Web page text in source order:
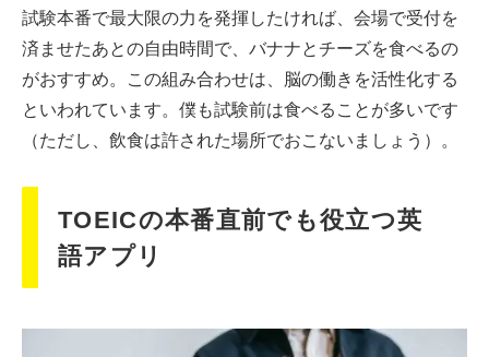
試験本番で最大限の力を発揮したければ、会場で受付を
済ませたあとの自由時間で、バナナとチーズを食べるの
がおすすめ。この組み合わせは、脳の働きを活性化する
といわれています。僕も試験前は食べることが多いです
（ただし、飲食は許された場所でおこないましょう）。
TOEICの本番直前でも役立つ英
語アプリ